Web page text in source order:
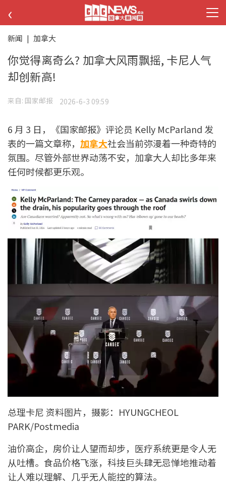
‹
新闻 | 加拿大
你觉得离奇么? 加拿大风雨飘摇, 卡尼人气
却创新高!
来自: 国家邮报 2026-6-3 09:59
6 月 3 日，《国家邮报》评论员 Kelly McParland 发
表的一篇文章称， 加拿大社会当前弥漫着一种奇特的
氛围。尽管外部世界动荡不安，加拿大人却比多年来
任何时候都更乐观。
总理卡尼 资料图片，摄影：HYUNGCHEOL
PARK/Postmedia
油价高企，房价让人望而却步，医疗系统更是令人无
从吐槽。食品价格飞涨，科技巨头肆无忌惮地推动着
让人难以理解、几乎无人能控的算法。